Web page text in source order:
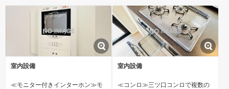
室内設備
≪モニター付きインターホン≫モ
室内設備
≪コンロ≫三ツ口コンロで複数の